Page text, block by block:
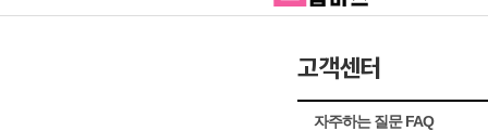
고객센터
자주하는 질문 FAQ